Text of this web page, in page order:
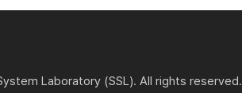
Laboratory (SSL). All rights reserved.